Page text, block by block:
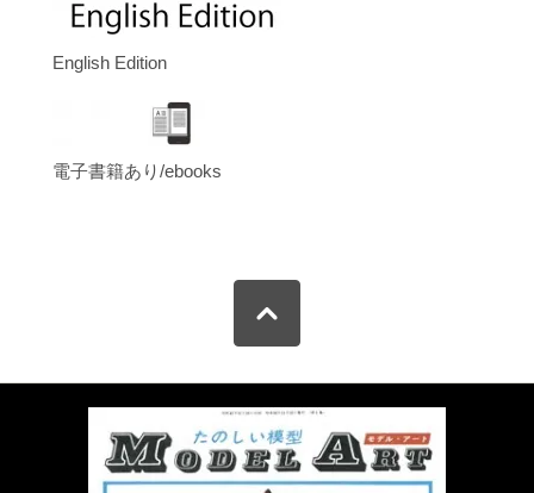
English Edition
電子書籍あり/ebooks